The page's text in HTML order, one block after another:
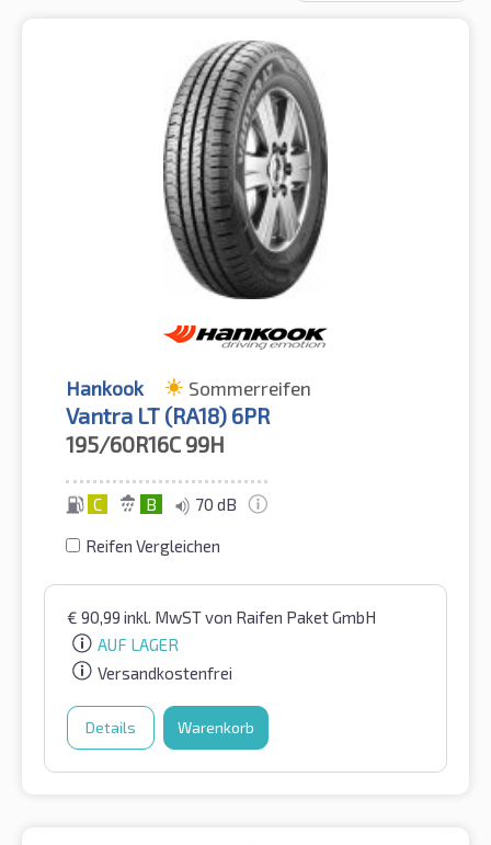
Hankook Sommerreifen
Vantra LT (RA18) 6PR
195/60R16C 99H
C B 70 dB
Reifen Vergleichen
€ 90,99 inkl. MwSTvon Raifen Paket GmbH
AUF LAGER
Versandkostenfrei
Details Warenkorb